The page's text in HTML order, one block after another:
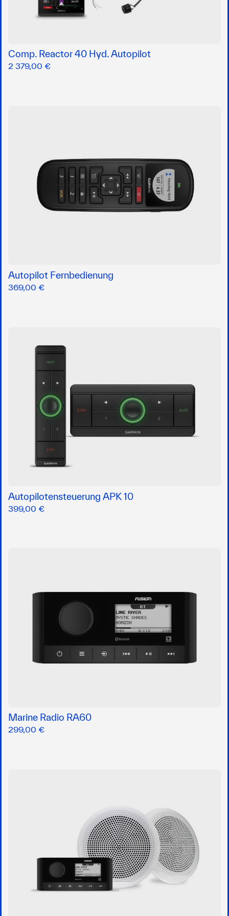
Comp. Reactor 40 Hyd. Autopilot
2 379,00 €
Autopilot Fernbedienung
369,00 €
Autopilotensteuerung APK 10
399,00 €
Marine Radio RA60
299,00 €